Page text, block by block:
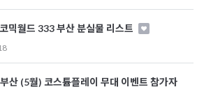
믹월드 333 부산 분실물 리스트
산 (5월) 코스튬플레이 무대 이벤트 참가자